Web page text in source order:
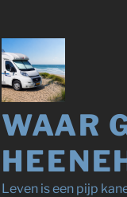
WAAR
Leven is een pijp